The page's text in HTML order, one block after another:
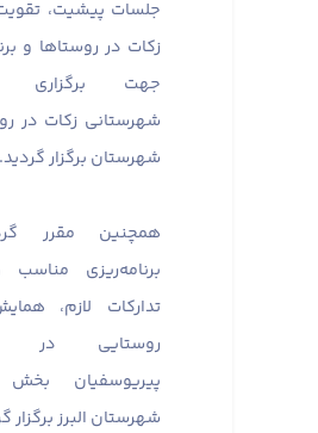
جلسات پیشیت،
زکات در روستاها و
جهت برگزاری
شهرستانی زکات در
شهرستان برگزار گردید. ​​​​​​​
همچنین مقرر
برنامه‌ریزی
تدارکات لازم،
روستایی در
پیریوسفیان
شهرستان البرز برگزار